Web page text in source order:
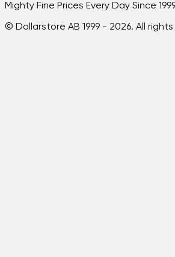
Mighty Fine Prices Every Day Since
© Dollarstore AB 1999 - 2026. All